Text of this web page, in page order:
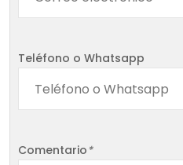
Teléfono o Whatsapp
Comentario*